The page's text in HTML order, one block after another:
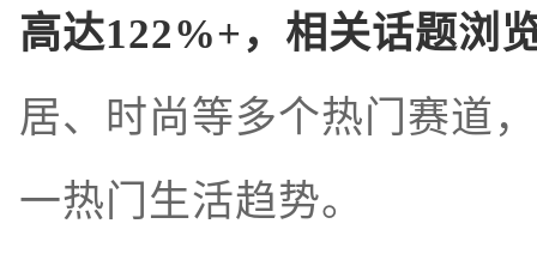
高达122%+，相关话题浏
居、时尚等多个热门赛道
一热门生活趋势。